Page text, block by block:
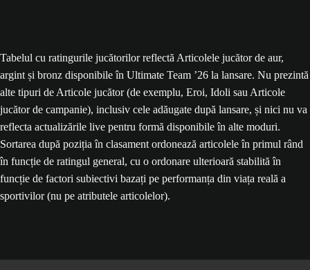
Tabelul cu ratingurile jucătorilor reflectă Articolele jucător de aur,
argint și bronz disponibile în Ultimate Team ’26 la lansare. Nu prezintă
alte tipuri de Articole jucător (de exemplu, Eroi, Idoli sau Articole
jucător de campanie), inclusiv cele adăugate după lansare, și nici nu va
reflecta actualizările live pentru formă disponibile în alte moduri.
Sortarea după poziția în clasament ordonează articolele în primul rând
în funcție de ratingul general, cu o ordonare ulterioară stabilită în
funcție de factori subiectivi bazați pe performanța din viața reală a
sportivilor (nu pe atributele articolelor).